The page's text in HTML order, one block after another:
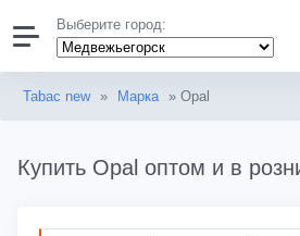
Выберите город:
Tabac new » Марка » Opal
Купить Opal оптом и в